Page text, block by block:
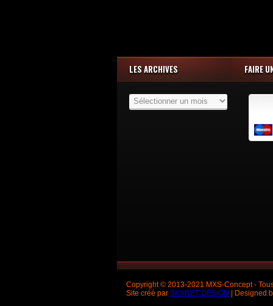
LES ARCHIVES
Archives
FAIRE
Copyright © 2013-2021 MXS-Concept -
Site créé par SKYNET DESIGN | Designed